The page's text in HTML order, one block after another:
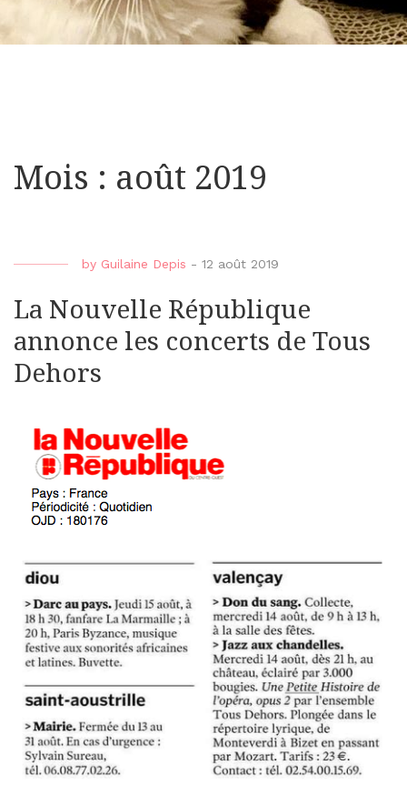
Mois : août 2019
by Guilaine Depis - 12 août 2019
La Nouvelle République
annonce les concerts de Tous
Dehors